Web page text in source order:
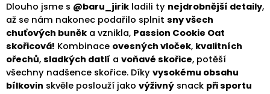
Dlouho jsme s @baru_jirik ladili ty nejdrobnější detaily,
až se nám nakonec podařilo splnit sny všech
chuťových buněk a vznikla, Passion Cookie Oat
skořicová! Kombinace ovesných vloček, kvalitních
ořechů, sladkých datlí a voňavé skořice, potěší
všechny nadšence skořice. Díky vysokému obsahu
bílkovin skvěle poslouží jako výživný snack při sportu